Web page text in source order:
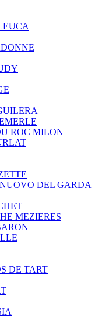
ROC MILON
DEL GARDA
MEZIERES
DE TART